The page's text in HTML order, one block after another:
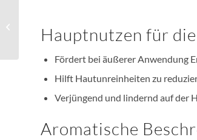
Hauptnutzen für
Fördert bei äußerer Anwendung
Hilft Hautunreinheiten zu
Verjüngend und lindernd auf der
Aromatische